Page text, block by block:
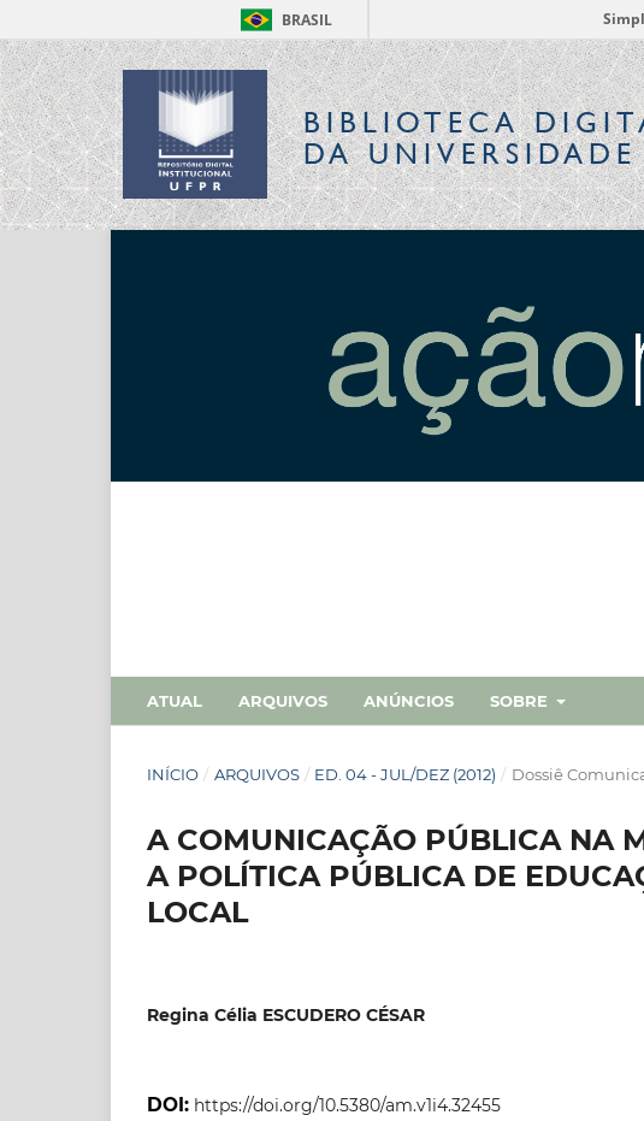
BRASIL
BIBLIOTECA
DA
ATUAL ARQUIVOS ANÚNCIOS SOBRE
INÍCIO / ARQUIVOS / ED. 04 - JUL/DEZ (2012) / Dossiê
A COMUNICAÇÃO PÚBLICA NA
A POLÍTICA PÚBLICA DE
LOCAL
Regina Célia ESCUDERO CÉSAR
DOI: https://doi.org/10.5380/am.v1i4.32455